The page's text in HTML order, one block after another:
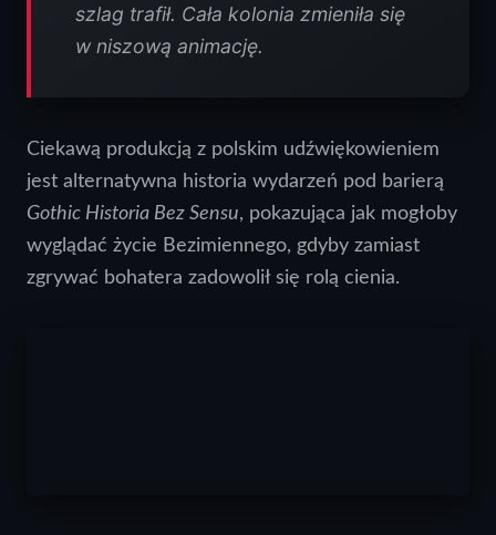
szlag trafił. Cała kolonia zmieniła się
w niszową animację.
Ciekawą produkcją z polskim udźwiękowieniem
jest alternatywna historia wydarzeń pod barierą
Gothic Historia Bez Sensu, pokazująca jak mogłoby
wyglądać życie Bezimiennego, gdyby zamiast
zgrywać bohatera zadowolił się rolą cienia.